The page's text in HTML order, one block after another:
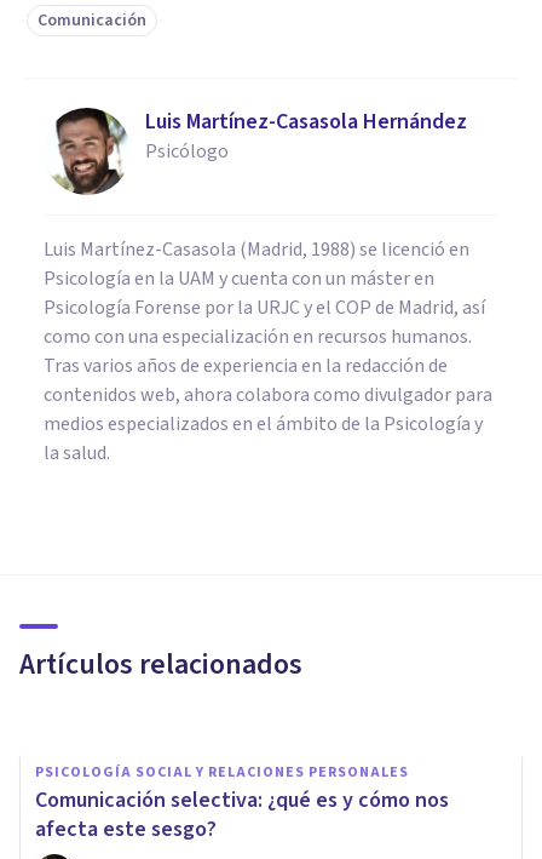
Comunicación
Luis Martínez-Casasola Hernández
Psicólogo
Luis Martínez-Casasola (Madrid, 1988) se licenció en
Psicología en la UAM y cuenta con un máster en
Psicología Forense por la URJC y el COP de Madrid, así
como con una especialización en recursos humanos.
Tras varios años de experiencia en la redacción de
contenidos web, ahora colabora como divulgador para
medios especializados en el ámbito de la Psicología y
la salud.
Artículos relacionados
islamista, islámico y yihadista
PSICOLOGÍA SOCIAL Y RELACIONES PERSONALES
Comunicación selectiva: ¿qué es y cómo nos
afecta este sesgo?